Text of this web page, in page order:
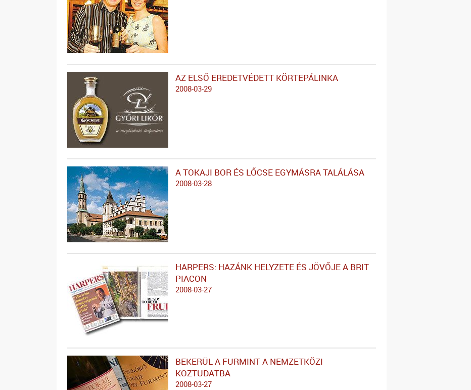
AZ ELSŐ EREDETVÉDETT KÖRTEPÁLINKA
2008-03-29
A TOKAJI BOR ÉS LŐCSE EGYMÁSRA TALÁLÁSA
2008-03-28
HARPERS: HAZÁNK HELYZETE ÉS JÖVŐJE A BRIT
PIACON
2008-03-27
BEKERÜL A FURMINT A NEMZETKÖZI
KÖZTUDATBA
2008-03-27